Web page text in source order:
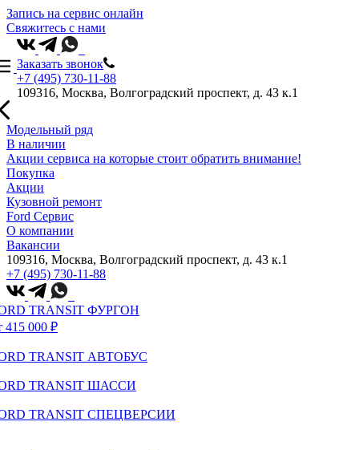
Запись на сервис онлайн
Свяжитесь с нами
Заказать звонок
+7 (495) 730-11-88
109316, Москва, Волгоградский проспект, д. 43 к.1
Модельный ряд
В наличии
Акции сервиса на которые стоит обратить внимание!
Покупка
Акции
Кузовной ремонт
Ford Сервис
О компании
Вакансии
109316, Москва, Волгоградский проспект, д. 43 к.1
+7 (495) 730-11-88
TRANSIT ФУРГОН
415 000 ₽
TRANSIT АВТОБУС
TRANSIT ШАССИ
TRANSIT СПЕЦВЕРСИИ